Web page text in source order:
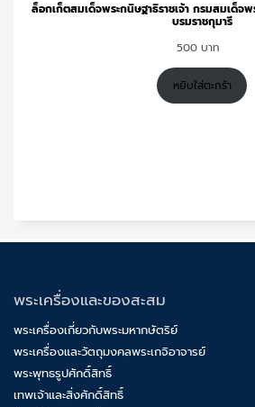
ล็อกเก็ตสมเด็จพระกนิษฐาธิราชเจ้า กรมสมเด็จ
บรมราชกุมารี
500
หยิบใส่ตะกร้า
พระเครื่องและของสะสม
พระเครื่องเกี่ยวกับพระมหากษัตริย์
พระเครื่องและวัตถุมงคลพระเกจิอาจารย์
พระพุทธรูปศักดิ์สิทธิ์
เทพเจ้าและสิ่งศักดิ์สิทธิ์